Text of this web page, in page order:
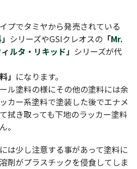
プでタミヤから発売されている
」 シリーズやGSIクレオスの 「Mr.
ルタ・リキッド」 シリーズが代
」 になります。
ル塗料の様にその他の塗料には余
カー系塗料で塗装した後でエナメ
拭き取っても下地のラッカー塗料
。
は少し注意する事があって塗料に
剤がプラスチックを侵食してしま